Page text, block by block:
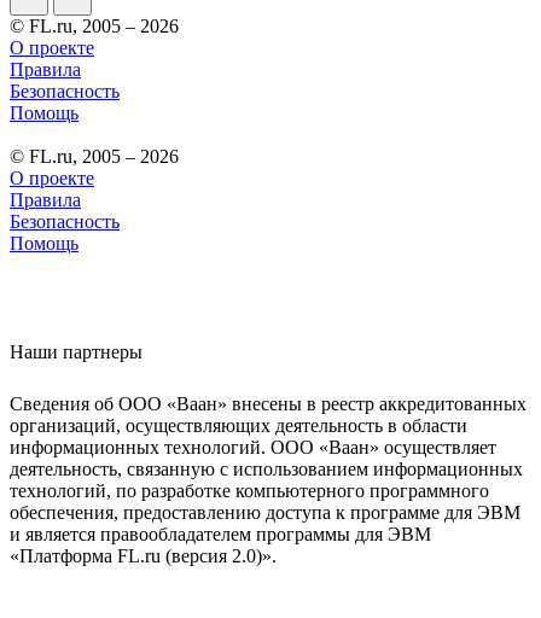
© FL.ru, 2005 – 2026
О проекте
Правила
Безопасность
Помощь
© FL.ru, 2005 – 2026
О проекте
Правила
Безопасность
Помощь
Наши партнеры
Сведения об ООО «Ваан» внесены в реестр аккредитованных
организаций, осуществляющих деятельность в области
информационных технологий. ООО «Ваан» осуществляет
деятельность, связанную с использованием информационных
технологий, по разработке компьютерного программного
обеспечения, предоставлению доступа к программе для ЭВМ
и является правообладателем программы для ЭВМ
«Платформа FL.ru (версия 2.0)».